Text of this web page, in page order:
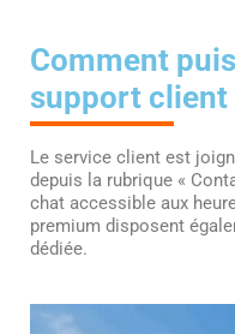
Comment
support client
Le service client est
depuis la rubrique «
chat accessible aux
premium disposent
dédiée.